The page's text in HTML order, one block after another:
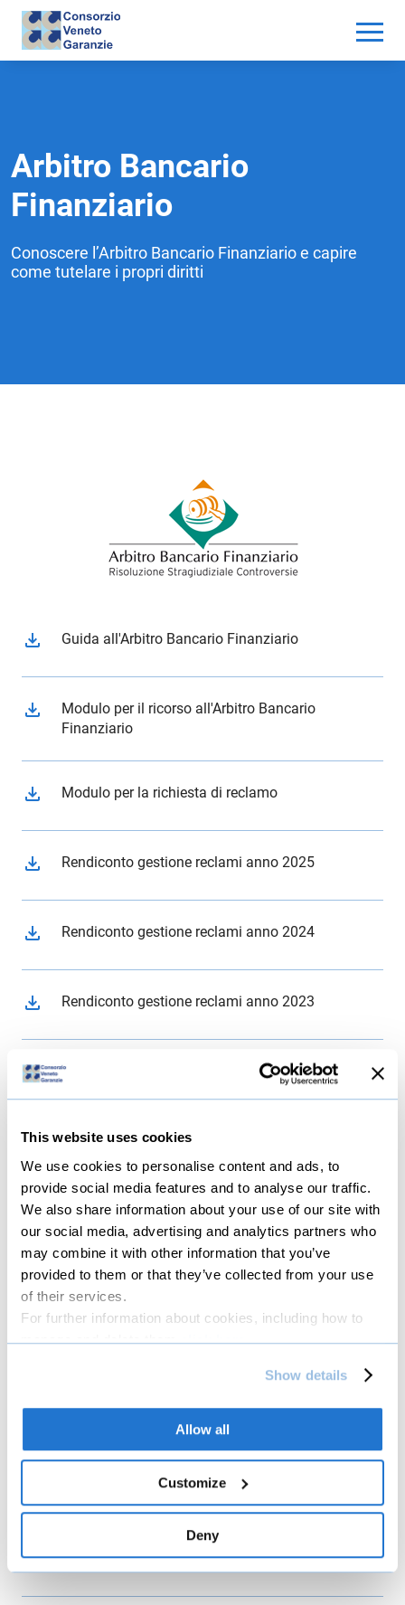
This website uses cookies
We use cookies to personalise content and ads, to
provide social media features and to analyse our traffic.
We also share information about your use of our site with
our social media, advertising and analytics partners who
may combine it with other information that you’ve
provided to them or that they’ve collected from your use
of their services.
For further information about cookies, including how to
manage and delete themclick here.
Show details
Allow all
Customize
Deny
Arbitro Bancario
Finanziario
Conoscere l’Arbitro Bancario Finanziario e capire
come tutelare i propri diritti
file_download Guida all'Arbitro Bancario Finanziario
file_download
Modulo per il ricorso all'Arbitro Bancario
Finanziario
file_download Modulo per la richiesta di reclamo
file_download Rendiconto gestione reclami anno 2025
file_download Rendiconto gestione reclami anno 2024
file_download Rendiconto gestione reclami anno 2023
file_download Rendiconto gestione reclami anno 2022
file_download Rendiconto gestione reclami anno 2021
file_download Rendiconto gestione reclami anno 2020
file_download Rendiconto gestione reclami anno 2019
file_download Rendiconto gestione reclami anno 2018
Rendiconto gestione reclami anno 2016
file_download Rendiconto gestione reclami anno 2015